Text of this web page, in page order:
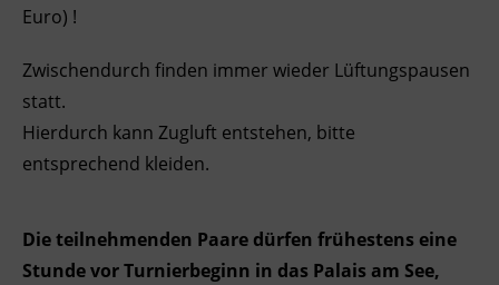
Euro) !
Zwischendurch finden immer wieder Lüftungspausen
statt.
Hierdurch kann Zugluft entstehen, bitte
entsprechend kleiden.
Die teilnehmenden Paare dürfen frühestens eine
Stunde vor Turnierbeginn in das Palais am See,